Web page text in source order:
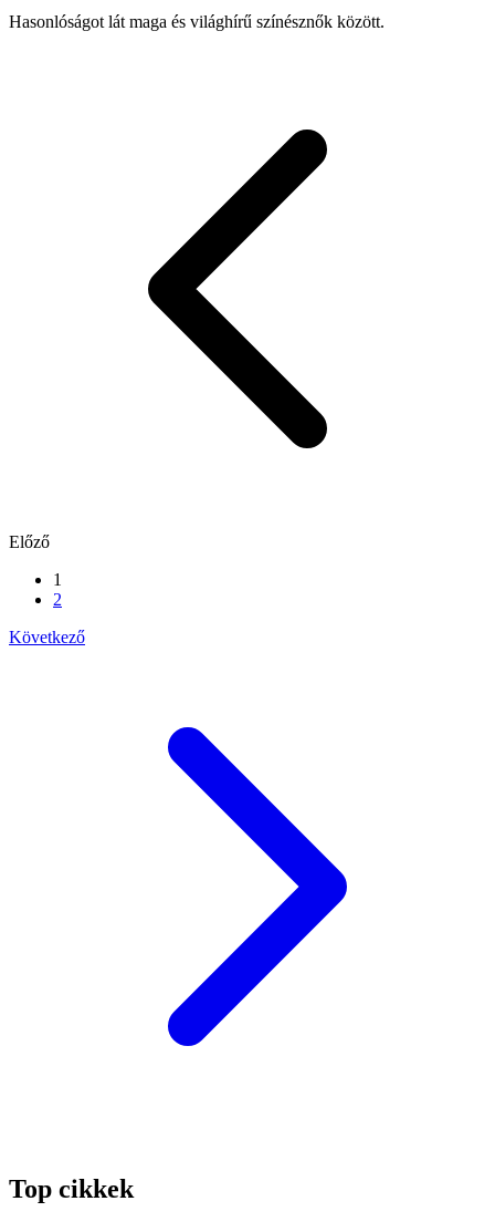
Hasonlóságot lát maga és világhírű színésznők között.
Előző
1
2
Következő
Top cikkek